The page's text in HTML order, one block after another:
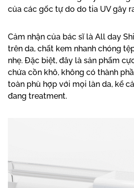
của các gốc tự do do tia UV gây
Cảm nhận của bác sĩ là All day
trên da, chất kem nhanh chóng
nhẹ. Đặc biệt, đây là sản phẩm
chứa cồn khô, không có thành
toàn phù hợp với mọi làn da, kể
đang treatment.